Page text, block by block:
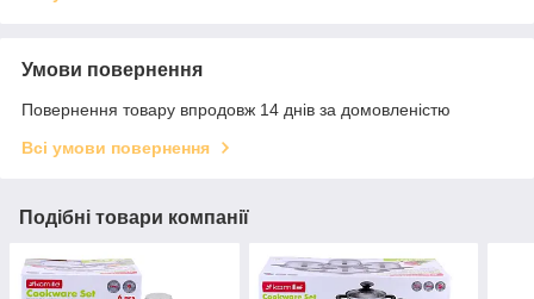
Умови повернення
Повернення товару впродовж 14 днів за домовленістю
Всі умови повернення
Подібні товари компанії